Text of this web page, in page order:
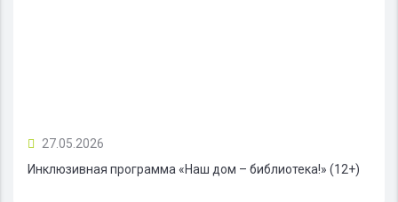
27.05.2026
Инклюзивная программа «Наш дом – библиотека!» (12+)